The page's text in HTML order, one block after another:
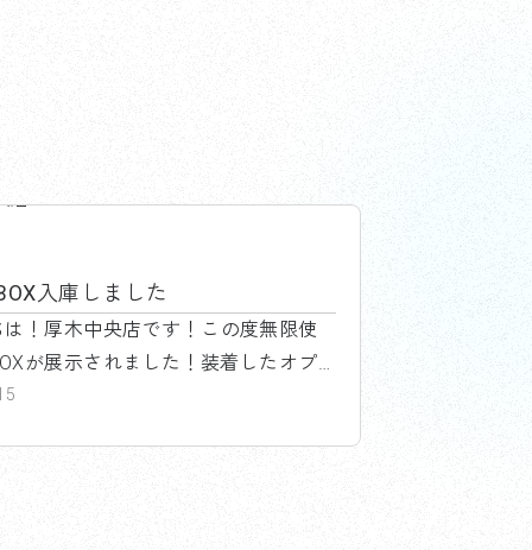
店
入庫しました
！厚木中央店です！この度無限使
が展示されました！装着したオプ
限フロ...